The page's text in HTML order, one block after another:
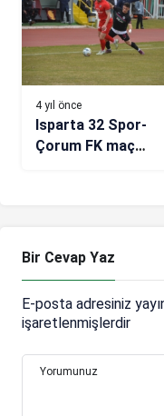
4 yıl önce
Isparta 32 Spor-
Çorum FK maç
Bir Cevap Yaz
E-posta adresiniz
işaretlenmişlerdir
Yorumunuz